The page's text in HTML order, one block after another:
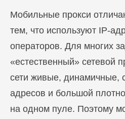
Мобильные прокси
тем, что используют IP-
операторов. Для многих
«естественный» сетевой
сети живые, динамичные,
адресов и большой
на одном пуле. Поэтому